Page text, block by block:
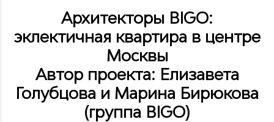
Архитекторы BIGO:
эклектичная квартира в центре
Москвы
Автор проекта: Елизавета
Голубцова и Марина Бирюкова
(группа BIGO)